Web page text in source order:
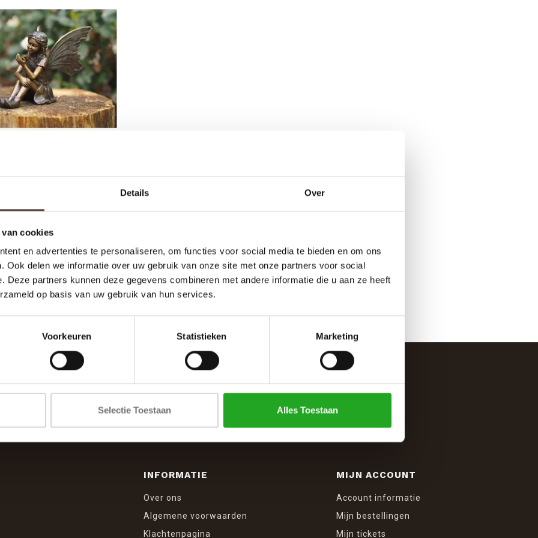
Details Over
cookies
en advertenties te personaliseren, om functies voor social media te bieden en om ons
Ook delen we informatie over uw gebruik van onze site met onze partners voor social
Deze partners kunnen deze gegevens combineren met andere informatie die u aan ze heeft
op basis van uw gebruik van hun services.
Voorkeuren Statistieken Marketing
Selectie Toestaan Alles Toestaan
SCHRIJF JE IN VOOR DE NIEUWSBRIEF
INFORMATIE
Over ons
Algemene voorwaarden
Klachtenpagina
MIJN ACCOUNT
Account informatie
Mijn bestellingen
Mijn tickets